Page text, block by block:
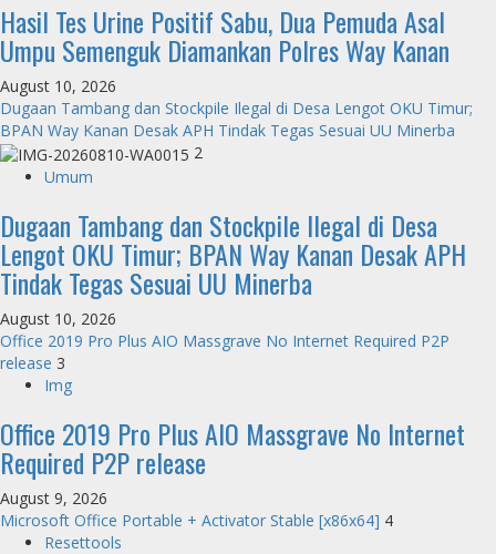
Hasil Tes Urine Positif Sabu, Dua Pemuda Asal
Umpu Semenguk Diamankan Polres Way Kanan
August 10, 2026
Dugaan Tambang dan Stockpile Ilegal di Desa Lengot OKU Timur;
BPAN Way Kanan Desak APH Tindak Tegas Sesuai UU Minerba
2
Umum
Dugaan Tambang dan Stockpile Ilegal di Desa
Lengot OKU Timur; BPAN Way Kanan Desak APH
Tindak Tegas Sesuai UU Minerba
August 10, 2026
Office 2019 Pro Plus AIO Massgrave No Internet Required P2P
release 3
Img
Office 2019 Pro Plus AIO Massgrave No Internet
Required P2P release
August 9, 2026
Microsoft Office Portable + Activator Stable [x86x64] 4
Resettools